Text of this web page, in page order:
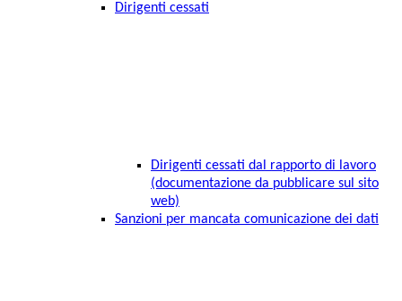
Dirigenti cessati
Dirigenti cessati dal rapporto di lavoro
(documentazione da pubblicare sul sito
web)
Sanzioni per mancata comunicazione dei dati